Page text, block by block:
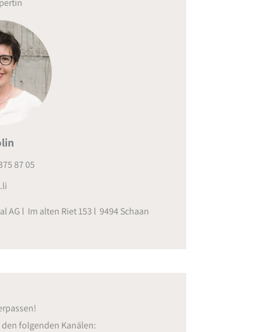
87 05
AG l Im alten Riet 153 l 9494 Schaan
folgenden Kanälen: